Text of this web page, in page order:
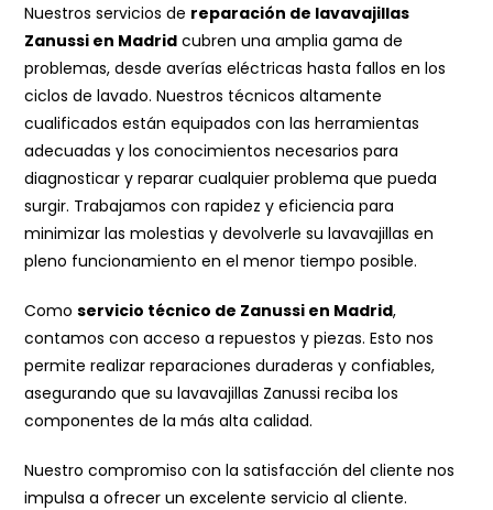
Nuestros servicios de reparación de lavavajillas
Zanussi en Madrid cubren una amplia gama de
problemas, desde averías eléctricas hasta fallos en los
ciclos de lavado. Nuestros técnicos altamente
cualificados están equipados con las herramientas
adecuadas y los conocimientos necesarios para
diagnosticar y reparar cualquier problema que pueda
surgir. Trabajamos con rapidez y eficiencia para
minimizar las molestias y devolverle su lavavajillas en
pleno funcionamiento en el menor tiempo posible.
Comoservicio técnico de Zanussi en Madrid,
contamos con acceso a repuestos y piezas. Esto nos
permite realizar reparaciones duraderas y confiables,
asegurando que su lavavajillas Zanussi reciba los
componentes de la más alta calidad.
Nuestro compromiso con la satisfacción del cliente nos
impulsa a ofrecer un excelente servicio al cliente.